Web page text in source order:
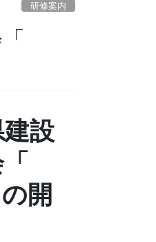
研修案内
建設
開